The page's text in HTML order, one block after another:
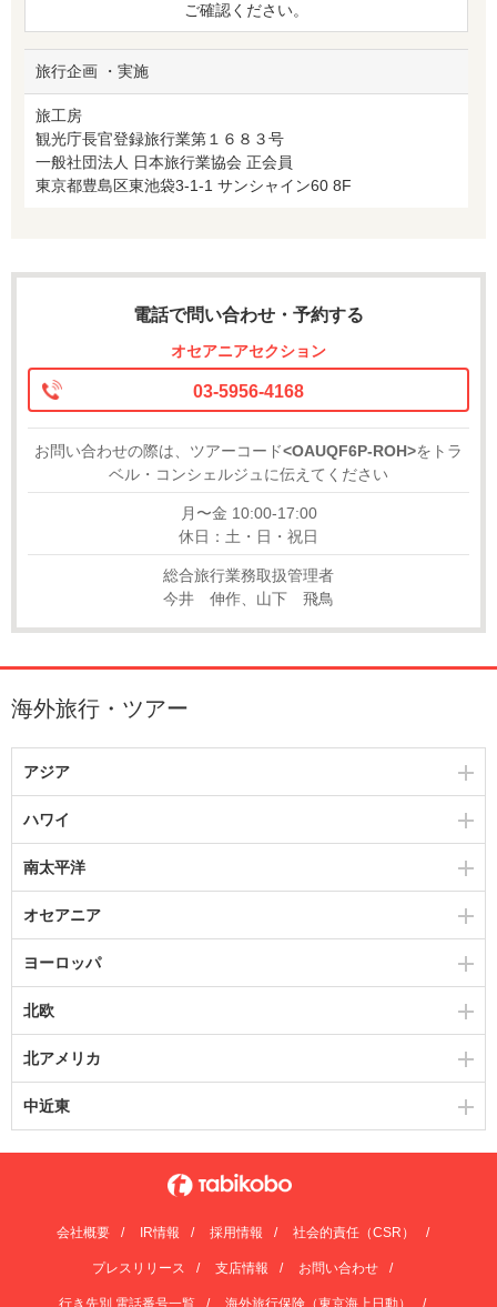
ご確認ください。
旅行企画 ・実施
旅工房
観光庁長官登録旅行業第１６８３号
一般社団法人 日本旅行業協会 正会員
東京都豊島区東池袋3-1-1 サンシャイン60 8F
電話で問い合わせ・予約する
オセアニアセクション
03-5956-4168
お問い合わせの際は、ツアーコード<OAUQF6P-ROH>をトラ
ベル・コンシェルジュに伝えてください
月〜金 10:00-17:00
休日：土・日・祝日
総合旅行業務取扱管理者
今井 伸作、山下 飛鳥
海外旅行・ツアー
アジア
ハワイ
南太平洋
オセアニア
ヨーロッパ
北欧
北アメリカ
中近東
会社概要 IR情報 採用情報 社会的責任（CSR）
プレスリリース 支店情報 お問い合わせ
行き先別 電話番号一覧 海外旅行保険（東京海上日動）